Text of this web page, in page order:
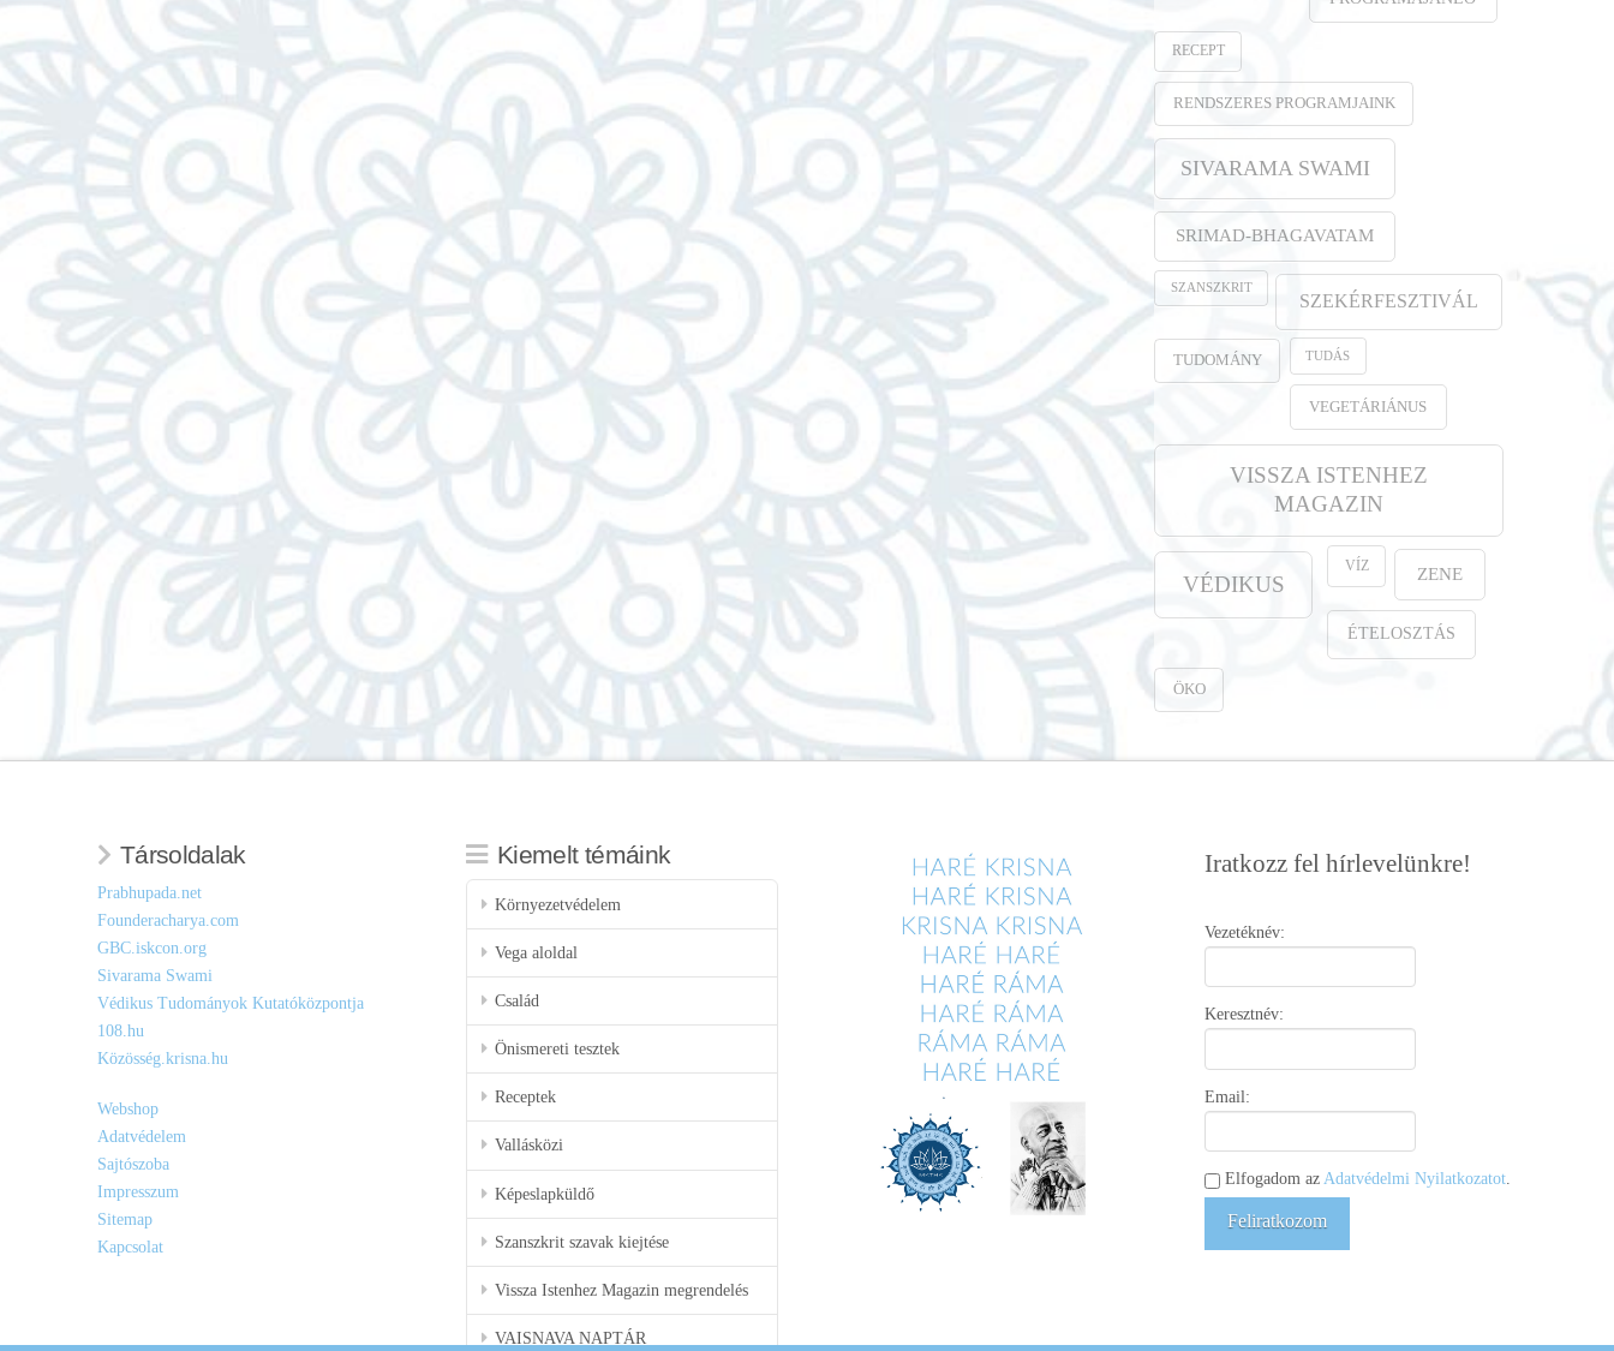
RECEPT
RENDSZERES PROGRAMJAINK
SIVARAMA SWAMI
SRIMAD-BHAGAVATAM
SZANSZKRIT
SZEKÉRFESZTIVÁL
TUDOMÁNY TUDÁS
VEGETÁRIÁNUS
VISSZA ISTENHEZ
MAGAZIN
VÉDIKUS
VÍZ ZENE
ÉTELOSZTÁS
ÖKO
Társoldalak
Prabhupada.net
Founderacharya.com
GBC.iskcon.org
Sivarama Swami
Védikus Tudományok Kutatóközpontja
108.hu
Közösség.krisna.hu
Webshop
Adatvédelem
Sajtószoba
Impresszum
Sitemap
Kapcsolat
Kiemelt témáink
Környezetvédelem
Vega aloldal
Család
Önismereti tesztek
Receptek
Vallásközi
Képeslapküldő
Szanszkrit szavak kiejtése
Vissza Istenhez Magazin megrendelés
VAISNAVA NAPTÁR
Iratkozz fel hírlevelünkre!
Vezetéknév:
Keresztnév:
Email:
Elfogadom azAdatvédelmi Nyilatkozatot.
Feliratkozom